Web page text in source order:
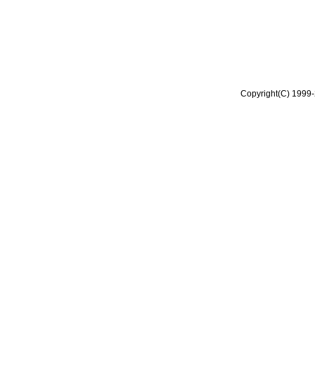
Copyright(C)